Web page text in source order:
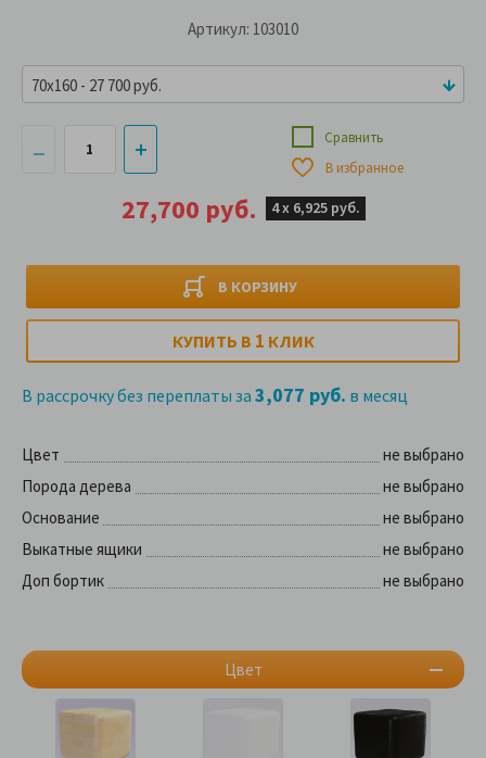
Артикул: 103010
27,700 руб. 4 х 6,925 руб.
В КОРЗИНУ
Сравнить
В избранное
КУПИТЬ В 1 КЛИК
В рассрочку без переплаты за 3,077 руб. в месяц
70x160 - 27 700 руб.
Цвет
не выбрано
Порода дерева
не выбрано
Основание
не выбрано
Выкатные ящики
не выбрано
Доп бортик
не выбрано
Цвет